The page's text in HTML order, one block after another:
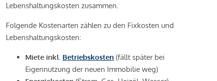
Lebenshaltungskosten zusammen.
Folgende Kostenarten zählen zu den Fixkosten und
Lebenshaltungskosten:
Miete inkl. Betriebskosten (fällt später bei
Eigennutzung der neuen Immobilie weg)